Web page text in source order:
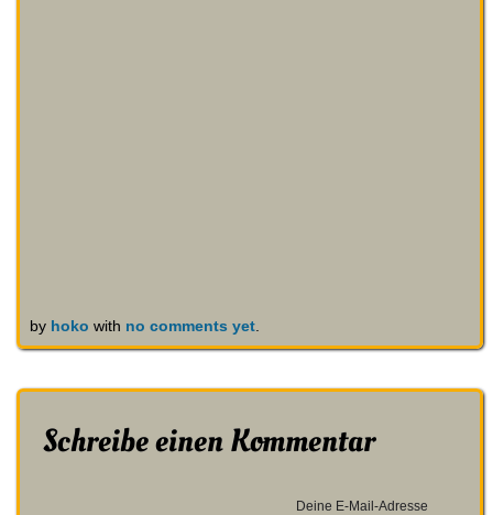
by hoko with no comments yet.
Schreibe einen Kommentar
Deine E-Mail-Adresse